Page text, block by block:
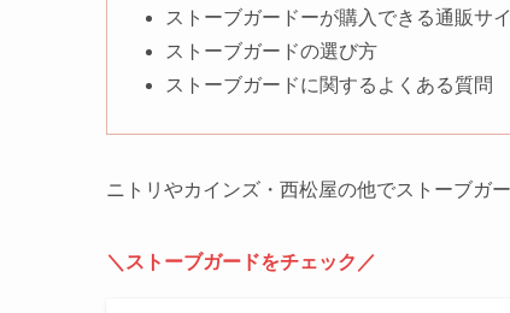
ストーブガードーが購入できる通販サ
ストーブガードの選び方
ストーブガードに関するよくある質問
ニトリやカインズ・西松屋の他でストーブガ
＼ストーブガードをチェック／